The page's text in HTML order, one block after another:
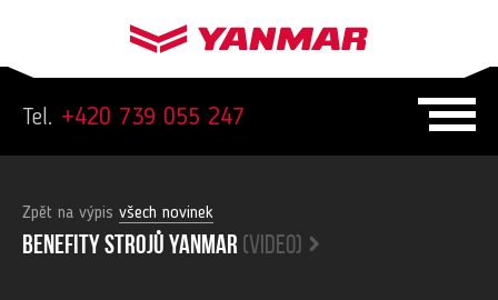
Tel. +420 739 055 247
Zpět na výpis všech novinek
Benefity strojů yanmar (video)